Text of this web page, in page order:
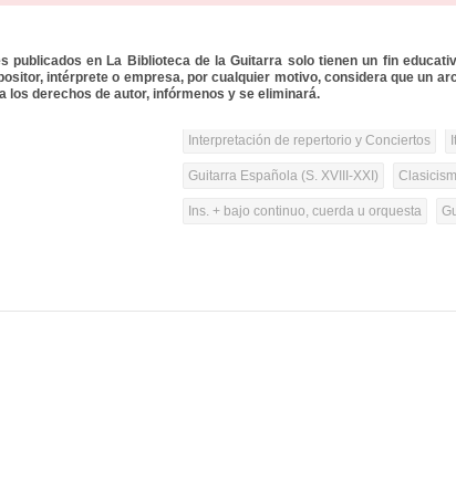
publicados en La Biblioteca de la Guitarra solo tienen un fin
intérprete o empresa, por cualquier motivo, considera que un
los derechos de autor, infórmenos y se eliminará.
Interpretación de repertorio y Conciertos
Guitarra Española (S. XVIII-XXI)
Ins. + bajo continuo, cuerda u orquesta